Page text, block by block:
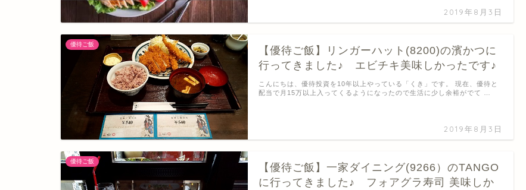
2019年8月3日
優待ご飯
【優待ご飯】リンガーハット(8200)の濱かつに
行ってきました♪ エビチキ美味しかったです♪
2019年8月3日
こんにちは、優待投資を10年以上やっている「くき」です。 現在、優待と
配当で月15万以上入ってくるようになったので生活に少し余裕がでて …
優待ご飯
【優待ご飯】一家ダイニング(9266）のTANGO
に行ってきました♪ フォアグラ寿司 美味しか